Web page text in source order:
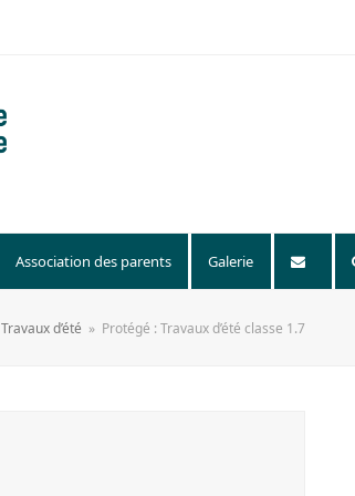
Association des parents Galerie
Travaux d’été » Protégé : Travaux d’été classe 1.7